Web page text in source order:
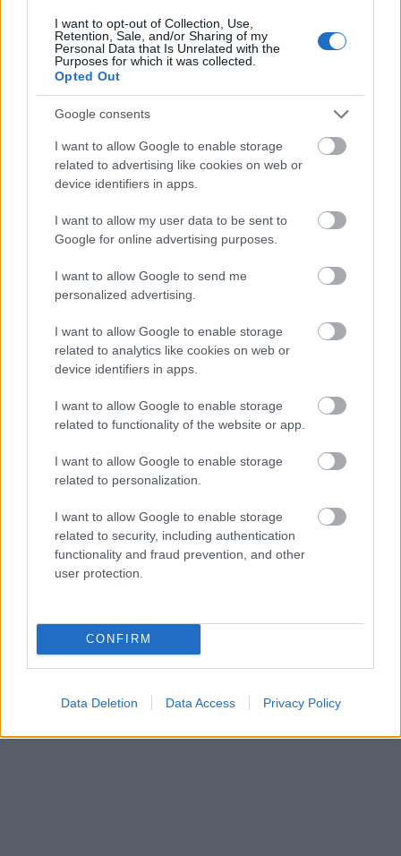
I want to opt-out of Collection, Use,
Retention, Sale, and/or Sharing of my
Personal Data that Is Unrelated with the
Purposes for which it was collected.
Opted Out
Google consents
I want to allow Google to enable storage
related to advertising like cookies on web or
device identifiers in apps.
I want to allow my user data to be sent to
Google for online advertising purposes.
I want to allow Google to send me
personalized advertising.
I want to allow Google to enable storage
related to analytics like cookies on web or
device identifiers in apps.
I want to allow Google to enable storage
related to functionality of the website or app.
I want to allow Google to enable storage
related to personalization.
I want to allow Google to enable storage
related to security, including authentication
functionality and fraud prevention, and other
user protection.
CONFIRM
Data Deletion Data Access Privacy Policy